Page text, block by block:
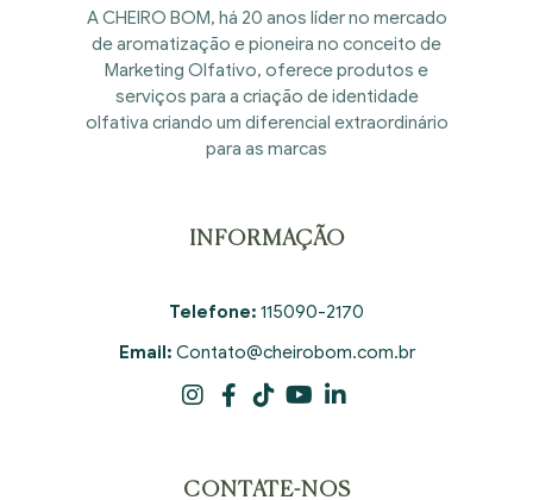
A CHEIRO BOM, há 20 anos líder no mercado
de aromatização e pioneira no conceito de
Marketing Olfativo, oferece produtos e
serviços para a criação de identidade
olfativa criando um diferencial extraordinário
para as marcas
INFORMAÇÃO
Telefone: 115090-2170
Email: Contato@cheirobom.com.br
CONTATE-NOS